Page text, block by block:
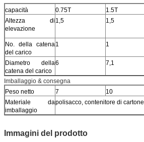
capacità 0.75T 1.5T
Altezza di
elevazione
1,5 1,5
No. della catena
del carico
1 1
Diametro della
catena del carico
6 7,1
Imballaggio & consegna
Peso netto
7 10
Materiale da
imballaggio
polisacco, contenitore di cartone
Immagini del prodotto